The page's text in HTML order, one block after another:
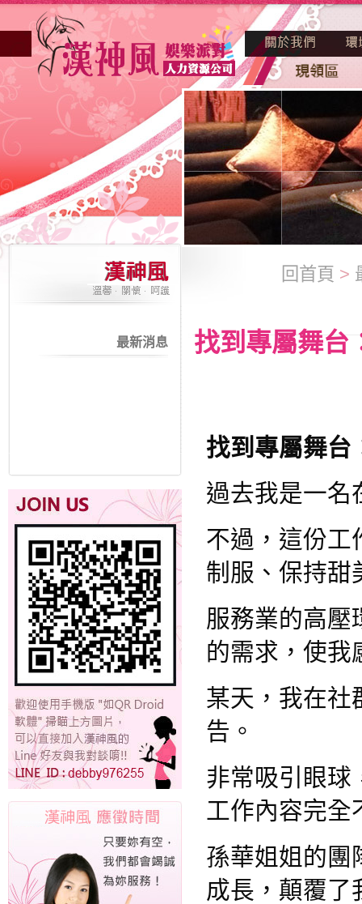
最新消息
回首頁 >
找到專屬舞台
找到專屬舞台
過去我是一名
不過，這份工
制服、保持甜
服務業的高壓
的需求，使我
某天，我在社
告。
非常吸引眼球
工作內容完全
孫華姐姐的團
成長，顛覆了